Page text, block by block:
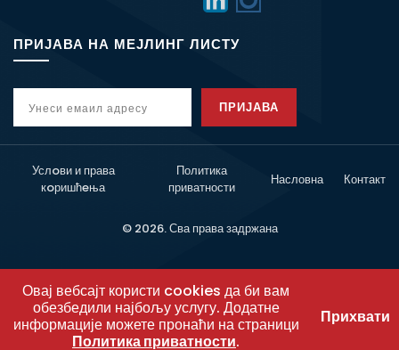
ПРИЈАВА НА МЕЈЛИНГ ЛИСТУ
ПРИЈАВА
Услoви и права
кoришћeња
Политика
приватности
Насловна Контакт
© 2026. Сва права задржана
Овај вебсајт користи cookies да би вам
обезбедили најбољу услугу. Додатне
информације можете пронаћи на страници
Политика приватности.
Прихвати